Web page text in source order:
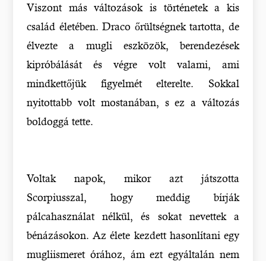
Viszont más változások is történetek a kis
család életében. Draco őrültségnek tartotta, de
élvezte a mugli eszközök, berendezések
kipróbálását és végre volt valami, ami
mindkettőjük figyelmét elterelte. Sokkal
nyitottabb volt mostanában, s ez a változás
boldoggá tette.
Voltak napok, mikor azt játszotta
Scorpiusszal, hogy meddig bírják
pálcahasználat nélkül, és sokat nevettek a
bénázásokon. Az élete kezdett hasonlítani egy
mugliismeret órához, ám ezt egyáltalán nem